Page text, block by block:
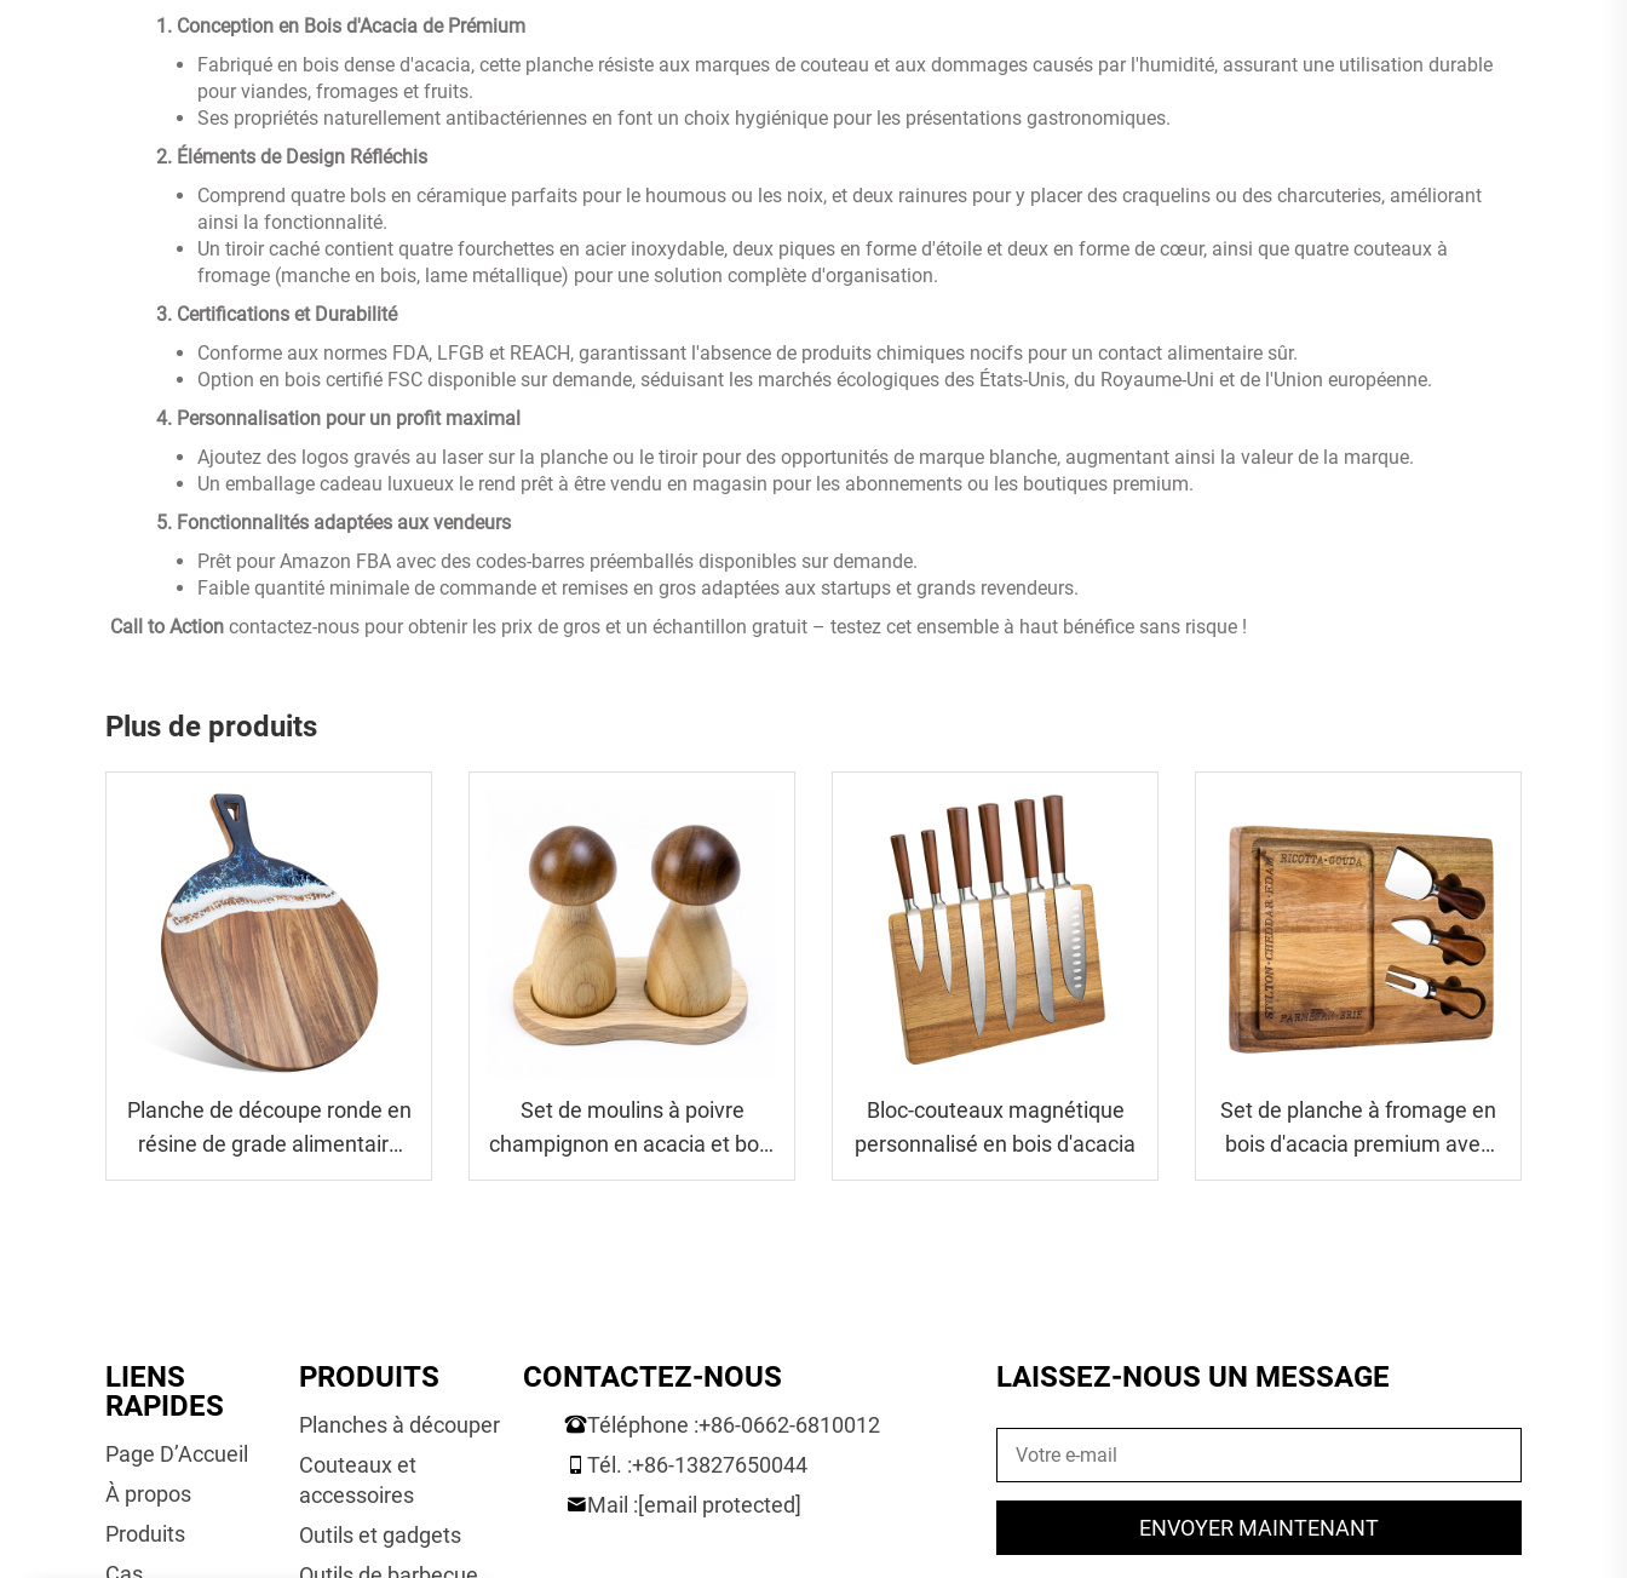
1. Conception en Bois d'Acacia de Prémium
Fabriqué en bois dense d'acacia, cette planche résiste aux marques de couteau et aux dommages causés par l'humidité, assurant une utilisation durable
pour viandes, fromages et fruits.
Ses propriétés naturellement antibactériennes en font un choix hygiénique pour les présentations gastronomiques.
2. Éléments de Design Réfléchis
Comprend quatre bols en céramique parfaits pour le houmous ou les noix, et deux rainures pour y placer des craquelins ou des charcuteries, améliorant
ainsi la fonctionnalité.
Un tiroir caché contient quatre fourchettes en acier inoxydable, deux piques en forme d'étoile et deux en forme de cœur, ainsi que quatre couteaux à
fromage (manche en bois, lame métallique) pour une solution complète d'organisation.
3. Certifications et Durabilité
Conforme aux normes FDA, LFGB et REACH, garantissant l'absence de produits chimiques nocifs pour un contact alimentaire sûr.
Option en bois certifié FSC disponible sur demande, séduisant les marchés écologiques des États-Unis, du Royaume-Uni et de l'Union européenne.
4. Personnalisation pour un profit maximal
Ajoutez des logos gravés au laser sur la planche ou le tiroir pour des opportunités de marque blanche, augmentant ainsi la valeur de la marque.
Un emballage cadeau luxueux le rend prêt à être vendu en magasin pour les abonnements ou les boutiques premium.
5. Fonctionnalités adaptées aux vendeurs
Prêt pour Amazon FBA avec des codes-barres préemballés disponibles sur demande.
Faible quantité minimale de commande et remises en gros adaptées aux startups et grands revendeurs.
Call to Action contactez-nous pour obtenir les prix de gros et un échantillon gratuit – testez cet ensemble à haut bénéfice sans risque !
Plus de produits
Planche de découpe ronde en
résine de grade alimentaire
FDA avec art océanique
Set de moulins à poivre
champignon en acacia et bois
de caoutchouc
Bloc-couteaux magnétique
personnalisé en bois d'acacia
Set de planche à fromage en
bois d'acacia premium avec
couteaux en acier inoxydable
LIENS
RAPIDES
Page D’Accueil
À propos
Produits
PRODUITS
Planches à découper
Couteaux et
accessoires
Outils et gadgets
CONTACTEZ-NOUS
Téléphone :+86-0662-6810012
Tél. :+86-13827650044
Mail :[email protected]
LAISSEZ-NOUS UN MESSAGE
ENVOYER MAINTENANT